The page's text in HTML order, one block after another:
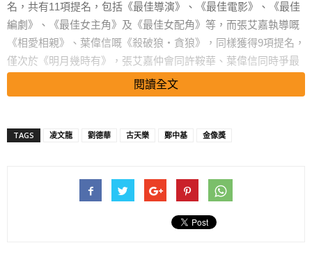
名，共有11項提名，包括《最佳導演》、《最佳電影》、《最佳
編劇》、《最佳女主角》及《最佳女配角》等，而張艾嘉執導嘅
《相愛相親》、葉偉信嘅《殺破狼‧貪狼》，同樣獲得9項提名，
僅次於《明月幾時有》，張艾嘉仲會同許鞍華、葉偉信同時爭最
佳導演及最佳電影，競爭非常激烈，暫時未知鹿死誰手。而新晉
導演彭秀慧，成績亦不俗，佢執導嘅《29+1》共獲7項提名，包
角》等等……
名，與鄭中基、劉德華、古天樂、田壯壯齊齊爭影帝。
閱讀全文
TAGS 凌文龍 劉德華 古天樂 鄭中基 金像獎